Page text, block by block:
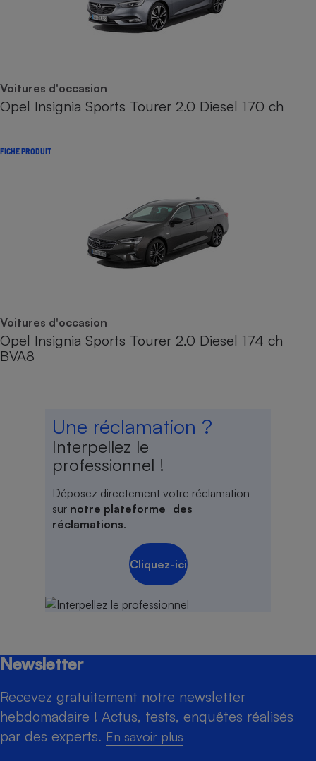
Voitures d'occasion
Opel Insignia Sports Tourer 2.0 Diesel 170 ch
FICHE PRODUIT
Voitures d'occasion
Opel Insignia Sports Tourer 2.0 Diesel 174 ch
BVA8
Une réclamation ?
Interpellez le
professionnel !
Déposez directement votre réclamation
sur notre plateforme des
réclamations.
Cliquez-ici
Newsletter
Recevez gratuitement notre newsletter
hebdomadaire ! Actus, tests, enquêtes réalisés
par des experts. En savoir plus